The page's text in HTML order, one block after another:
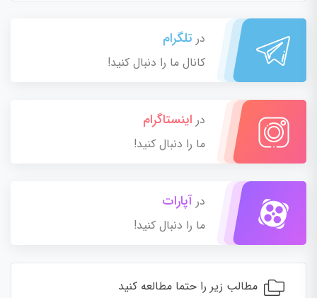
در تلگرام
کانال ما را دنبال کنید!
در اینستاگرام
ما را دنبال کنید!
در آپارات
ما را دنبال کنید!
مطالب زیر را حتما مطالعه کنید